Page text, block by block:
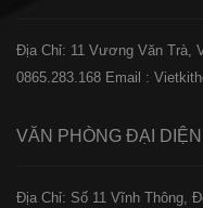
Địa Chỉ: 11 Vương Văn Trà,
0865.283.168 Email :
VĂN PHÒNG ĐẠI DIỆN
Địa Chỉ: Số 11 Vĩnh Thông,